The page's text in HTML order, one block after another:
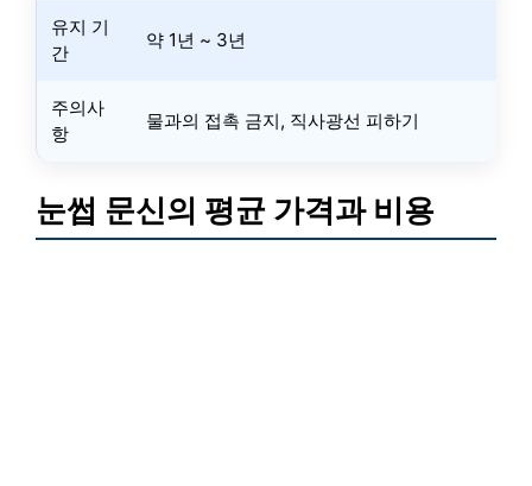
유지 기
간
약 1년 ~ 3년
주의사
항
물과의 접촉 금지, 직사광선 피하기
눈썹 문신의 평균 가격과 비용